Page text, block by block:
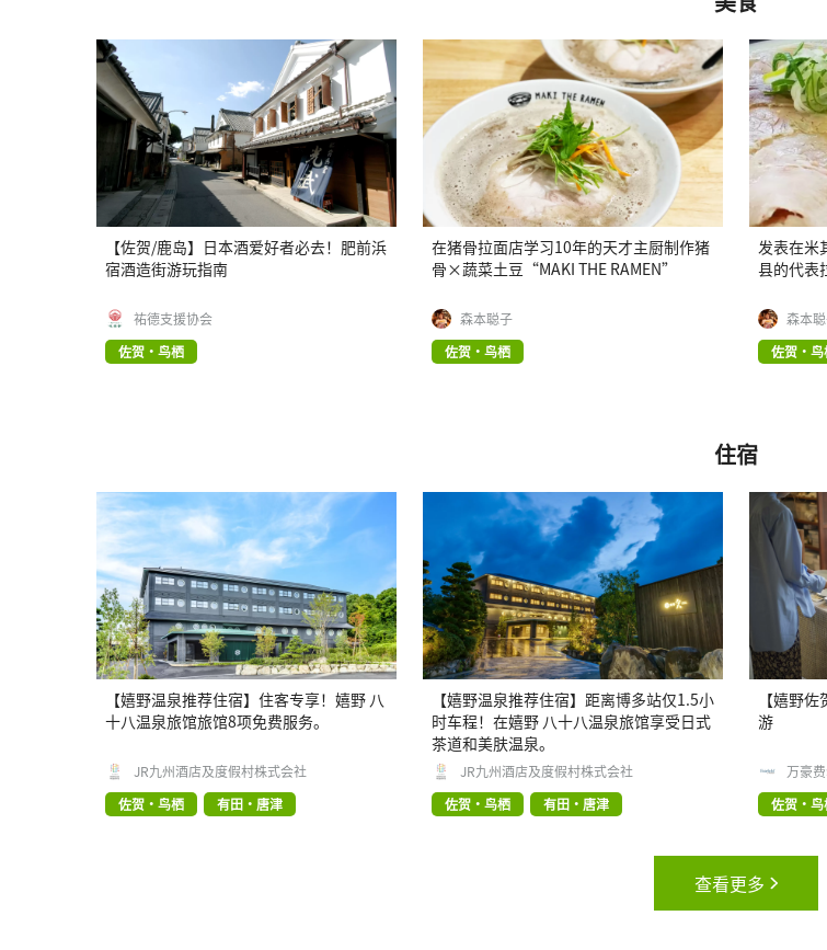
【佐贺/鹿岛】日本酒爱好者必去！肥前浜
宿酒造街游玩指南
祐德支援协会
佐贺・鸟栖
在猪骨拉面店学习10年的天才主厨制作猪
骨×蔬菜土豆“MAKI THE RAMEN”
森本聪子
佐贺・鸟栖
发表在米
县的代表
森本
佐贺・鸟
住宿
【嬉野温泉推荐住宿】住客专享！嬉野 八
十八温泉旅馆旅馆8项免费服务。
JR九州酒店及度假村株式会社
佐贺・鸟栖
有田・唐津
【嬉野温泉推荐住宿】距离博多站仅1.5小
时车程！在嬉野 八十八温泉旅馆享受日式
茶道和美肤温泉。
JR九州酒店及度假村株式会社
佐贺・鸟栖
有田・唐津
【嬉野
游
万豪
佐贺・鸟
查看更多